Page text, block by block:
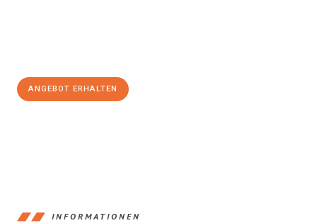
ANGEBOT ERHALTEN
INFORMATIONEN